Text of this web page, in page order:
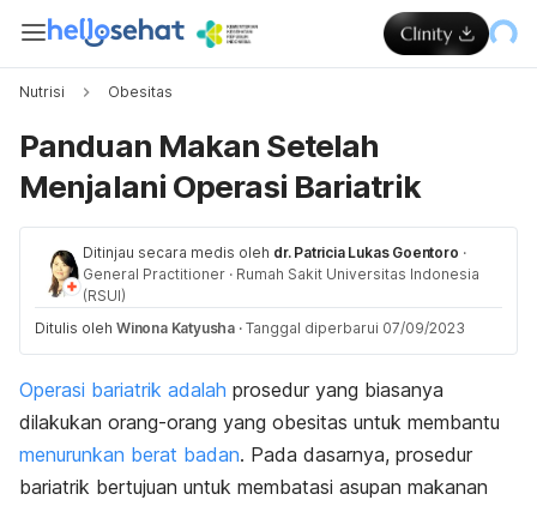
Nutrisi Obesitas
Panduan Makan Setelah
Menjalani Operasi Bariatrik
Ditinjau secara medis oleh dr. Patricia Lukas Goentoro ·
General Practitioner · Rumah Sakit Universitas Indonesia
(RSUI)
Ditulis oleh Winona Katyusha · Tanggal diperbarui 07/09/2023
Operasi bariatrik adalah prosedur yang biasanya
dilakukan orang-orang yang obesitas untuk membantu
menurunkan berat badan. Pada dasarnya, prosedur
bariatrik bertujuan untuk membatasi asupan makanan